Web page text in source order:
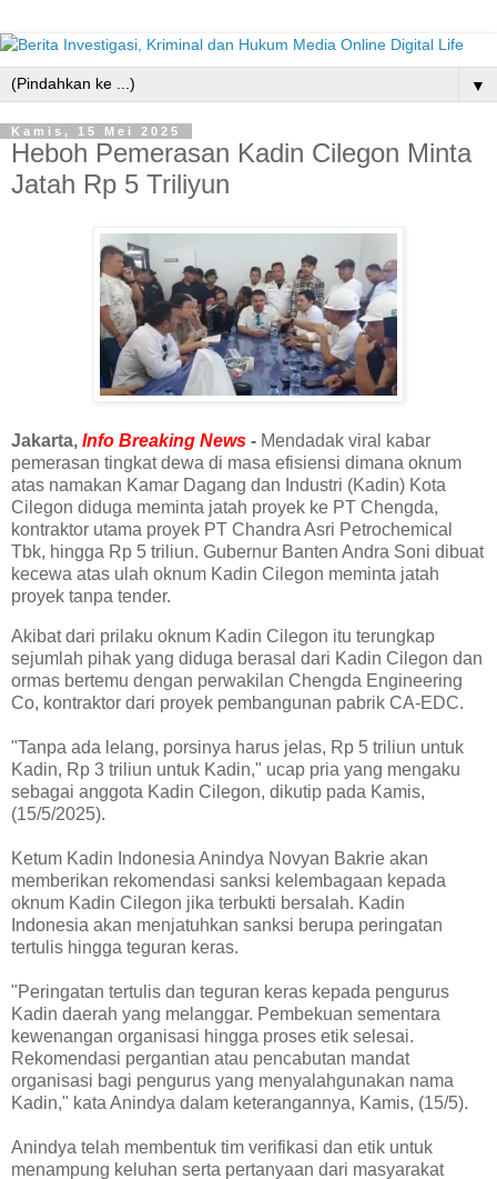
▼
Kamis, 15 Mei 2025
Heboh Pemerasan Kadin Cilegon Minta
Jatah Rp 5 Triliyun
Jakarta, Info Breaking News - Mendadak viral kabar
pemerasan tingkat dewa di masa efisiensi dimana oknum
atas namakan Kamar Dagang dan Industri (Kadin) Kota
Cilegon diduga meminta jatah proyek ke PT Chengda,
kontraktor utama proyek PT Chandra Asri Petrochemical
Tbk, hingga Rp 5 triliun. Gubernur Banten Andra Soni dibuat
kecewa atas ulah oknum Kadin Cilegon meminta jatah
proyek tanpa tender.
Akibat dari prilaku oknum Kadin Cilegon itu terungkap
sejumlah pihak yang diduga berasal dari Kadin Cilegon dan
ormas bertemu dengan perwakilan Chengda Engineering
Co, kontraktor dari proyek pembangunan pabrik CA-EDC.
"Tanpa ada lelang, porsinya harus jelas, Rp 5 triliun untuk
Kadin, Rp 3 triliun untuk Kadin," ucap pria yang mengaku
sebagai anggota Kadin Cilegon, dikutip pada Kamis,
(15/5/2025).
Ketum Kadin Indonesia Anindya Novyan Bakrie akan
memberikan rekomendasi sanksi kelembagaan kepada
oknum Kadin Cilegon jika terbukti bersalah. Kadin
Indonesia akan menjatuhkan sanksi berupa peringatan
tertulis hingga teguran keras.
"Peringatan tertulis dan teguran keras kepada pengurus
Kadin daerah yang melanggar. Pembekuan sementara
kewenangan organisasi hingga proses etik selesai.
Rekomendasi pergantian atau pencabutan mandat
organisasi bagi pengurus yang menyalahgunakan nama
Kadin," kata Anindya dalam keterangannya, Kamis, (15/5).
Anindya telah membentuk tim verifikasi dan etik untuk
menampung keluhan serta pertanyaan dari masyarakat